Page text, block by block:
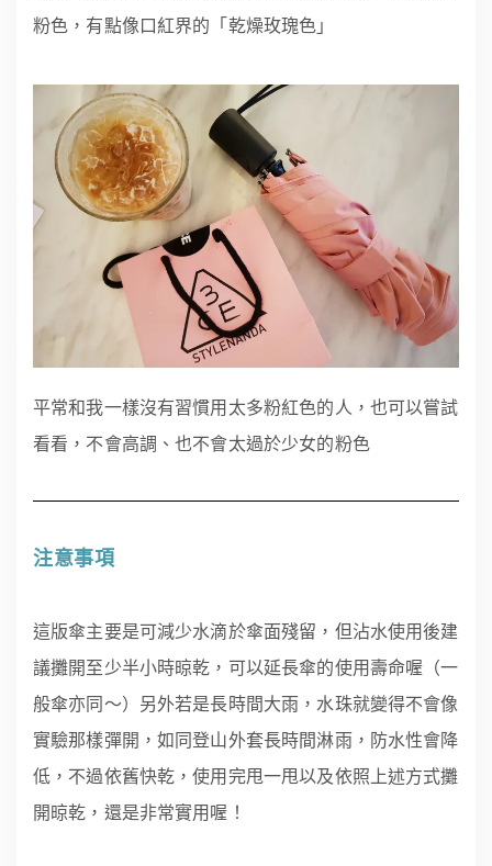
粉色，有點像口紅界的「乾燥玫瑰色」
平常和我一樣沒有習慣用太多粉紅色的人，也可以嘗試
看看，不會高調、也不會太過於少女的粉色
注意事項
這版傘主要是可減少水滴於傘面殘留， 但沾水使用後建
議攤開至少半小時晾乾，可以延長傘的使用壽命喔（一
般傘亦同～）另外若是長時間大雨，水珠就變得不會像
實驗那樣彈開，如同登山外套長時間淋雨，防水性會降
低，不過依舊快乾，使用完甩一甩以及依照上述方式攤
開晾乾，還是非常實用喔！